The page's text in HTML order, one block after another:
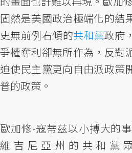
固然是美國政治極端化的結
史無前例右傾的共和黨政府
爭權奪利卻無所作為，反對
迫使民主黨更向自由派政策
普的政策。
歐加修-寇蒂茲以小搏大的
維吉尼亞州的共和黨